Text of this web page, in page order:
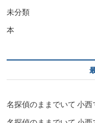
未分類
本
名探偵のままでいて 小西